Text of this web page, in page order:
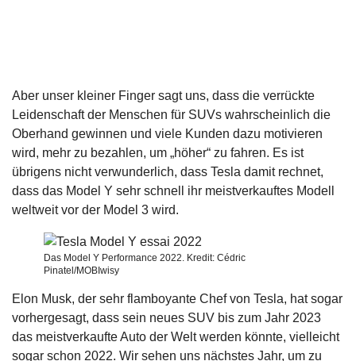
Aber unser kleiner Finger sagt uns, dass die verrückte
Leidenschaft der Menschen für SUVs wahrscheinlich die
Oberhand gewinnen und viele Kunden dazu motivieren
wird, mehr zu bezahlen, um „höher“ zu fahren. Es ist
übrigens nicht verwunderlich, dass Tesla damit rechnet,
dass das Model Y sehr schnell ihr meistverkauftes Modell
weltweit vor der Model 3 wird.
Das Model Y Performance 2022. Kredit: Cédric
Pinatel/MOBIwisy
Elon Musk, der sehr flamboyante Chef von Tesla, hat sogar
vorhergesagt, dass sein neues SUV bis zum Jahr 2023
das meistverkaufte Auto der Welt werden könnte, vielleicht
sogar schon 2022. Wir sehen uns nächstes Jahr, um zu